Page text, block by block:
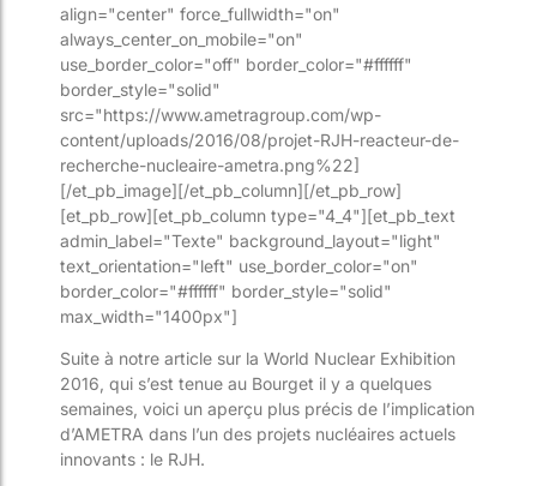
align="center" force_fullwidth="on"
always_center_on_mobile="on"
use_border_color="off" border_color="#ffffff"
border_style="solid"
src="https://www.ametragroup.com/wp-
content/uploads/2016/08/projet-RJH-reacteur-de-
recherche-nucleaire-ametra.png%22]
[/et_pb_image][/et_pb_column][/et_pb_row]
[et_pb_row][et_pb_column type="4_4"][et_pb_text
admin_label="Texte" background_layout="light"
text_orientation="left" use_border_color="on"
border_color="#ffffff" border_style="solid"
max_width="1400px"]
Suite à notre article sur la World Nuclear Exhibition
2016, qui s’est tenue au Bourget il y a quelques
semaines, voici un aperçu plus précis de l’implication
d’AMETRA dans l’un des projets nucléaires actuels
innovants : le RJH.